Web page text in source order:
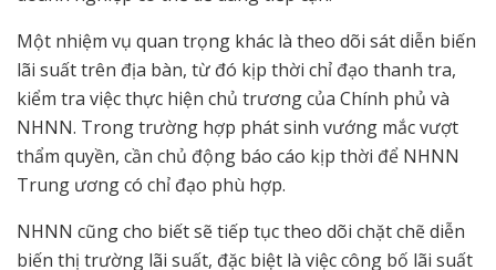
Một nhiệm vụ quan trọng khác là theo dõi sát diễn biến
lãi suất trên địa bàn, từ đó kịp thời chỉ đạo thanh tra,
kiểm tra việc thực hiện chủ trương của Chính phủ và
NHNN. Trong trường hợp phát sinh vướng mắc vượt
thẩm quyền, cần chủ động báo cáo kịp thời để NHNN
Trung ương có chỉ đạo phù hợp.
NHNN cũng cho biết sẽ tiếp tục theo dõi chặt chẽ diễn
biến thị trường lãi suất, đặc biệt là việc công bố lãi suất